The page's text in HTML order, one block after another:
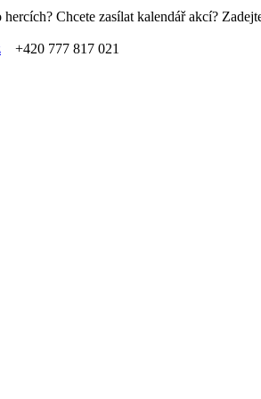
Chcete zasílat kalendář akcí?
+420 777 817 021